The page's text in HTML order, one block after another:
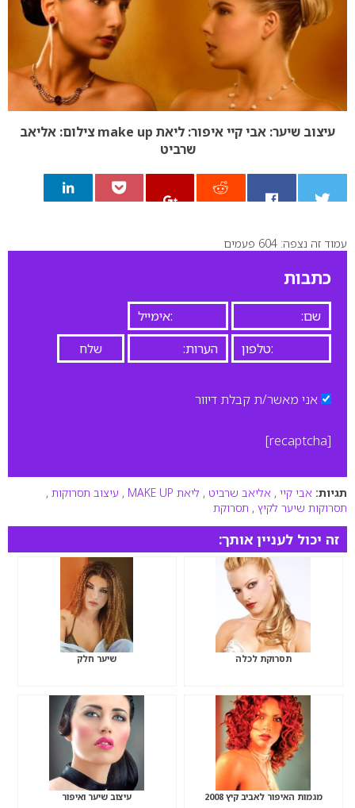
עיצוב שיער: אבי קייאיפור: ליאת make up
צילום: אליאב
שרביט
0
עמוד זה נצפה: 604 פעמים
כתבות
אני מאשר/ת קבלת דיוור
[recaptcha]
תגיות: אבי קיי , אליאב שרביט , ליאת MAKE UP , עיצוב תסרוקות ,
תסרוקות שיער לקיץ , תסרוקת
זה יכול לעניין אותך:
תסרוקת לכלה שיער חלק
מגמות האיפור לאביב קיץ 2008 עיצוב שיער ואיפור